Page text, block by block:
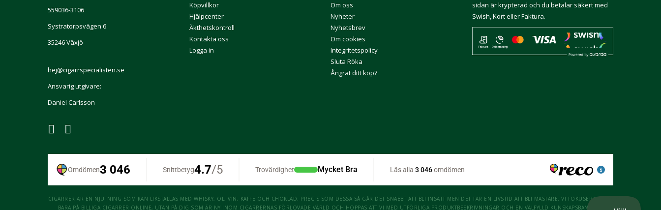
559036-3106
Systratorpsvägen 6
35246 Växjö
hej@cigarrspecialisten.se
Ansvarig utgivare:
Daniel Carlsson
Köpvillkor
Hjälpcenter
Äkthetskontroll
Kontakta oss
Logga in
Om oss
Nyheter
Nyhetsbrev
Om cookies
Integritetspolicy
Sluta Röka
Ångrat ditt köp?
sidan är krypterad och du betalar säkert med
Swish, Kort eller Faktura.
CIGARRER ÄR EN NJUTNING SOM KAN LIKSTÄLLAS MED WHISKY, ÖL, VIN, KAFFE OCH CHOKLAD. PRECIS SOM DESSA SÅ GÅR DET SNABBT ATT BLI INSATT MEN DET TAR EN LIVSTID ATT BLI MÄSTARE. VI FOKUSERAR INTE
BARA PÅ BILLIGA CIGARRER ONLINE, UTAN PÅ DIG SOM ÄR NY INOM CIGARRERNAS FÖRLOVADE VÄRLD OCH HOPPAS ATT VI MED UTFÖRLIGA PRODUKTBESKRIVNINGAR OCH EN VÄLFYLLD KUNSKAPSBANK SKA